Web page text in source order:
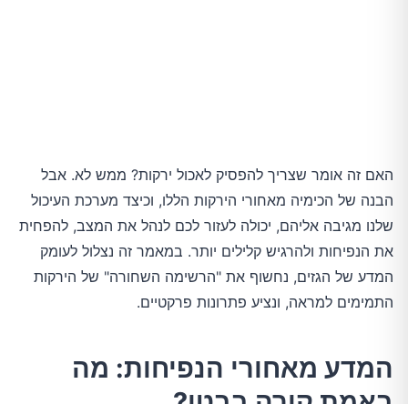
האם זה אומר שצריך להפסיק לאכול ירקות? ממש לא. אבל
הבנה של הכימיה מאחורי הירקות הללו, וכיצד מערכת העיכול
שלנו מגיבה אליהם, יכולה לעזור לכם לנהל את המצב, להפחית
את הנפיחות ולהרגיש קלילים יותר. במאמר זה נצלול לעומק
המדע של הגזים, נחשוף את "הרשימה השחורה" של הירקות
התמימים למראה, ונציע פתרונות פרקטיים.
המדע מאחורי הנפיחות: מה